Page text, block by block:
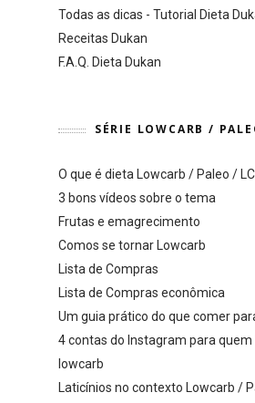
Todas as dicas - Tutorial Dieta
Receitas Dukan
F.A.Q. Dieta Dukan
SÉRIE LOWCARB /
O que é dieta Lowcarb / Paleo /
3 bons vídeos sobre o tema
Frutas e emagrecimento
Comos se tornar Lowcarb
Lista de Compras
Lista de Compras econômica
Um guia prático do que comer
4 contas do Instagram para
lowcarb
Laticínios no contexto Lowcarb /